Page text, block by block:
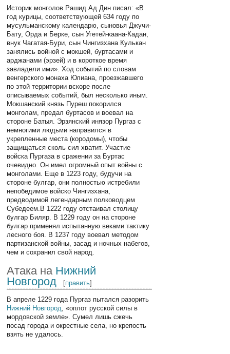
Историк монголов Рашид Ад Дин писал: «В
год курицы, соответствующей 634 году по
мусульманскому календарю, сыновья Джучи-
Бату, Орда и Берке, сын Угетей-каана-Кадан,
внук Чагатая-Бури, сын Чингизхана Кулькан
занялись войной с мокшей, буртасами и
арджанами (эрзей) и в короткое время
завладели ими». Ход событий по словам
венгерского монаха Юлиана, проезжавшего
по этой территории вскоре после
описываемых событий, был несколько иным.
Мокшанский князь Пуреш покорился
монголам, предал буртасов и воевал на
стороне Батыя. Эрзянский инязор Пургаз с
немногими людьми направился в
укрепленные места (кородомы), чтобы
защищаться сколь сил хватит. Участие
войска Пургаза в сражении за Буртас
очевидно. Он имел огромный опыт войны с
монголами. Еще в 1223 году, будучи на
стороне булгар, они полностью истребили
непобедимое войско Чингизхана,
предводимой легендарным полководцем
Субедеем.В 1222 году отстаивал столицу
булгар Биляр. В 1229 году он на стороне
булгар применял испытанную веками тактику
лесного боя. В 1237 году воевал методом
партизанской войны, засад и ночных набегов,
чем и сохранил свой народ.
Атака на Нижний
Новгород
[править]
В апреле 1229 года Пургаз пытался разорить
Нижний Новгород , «оплот русской силы в
мордовской земле». Сумел лишь сжечь
посад города и окрестные села, но крепость
взять не удалось.